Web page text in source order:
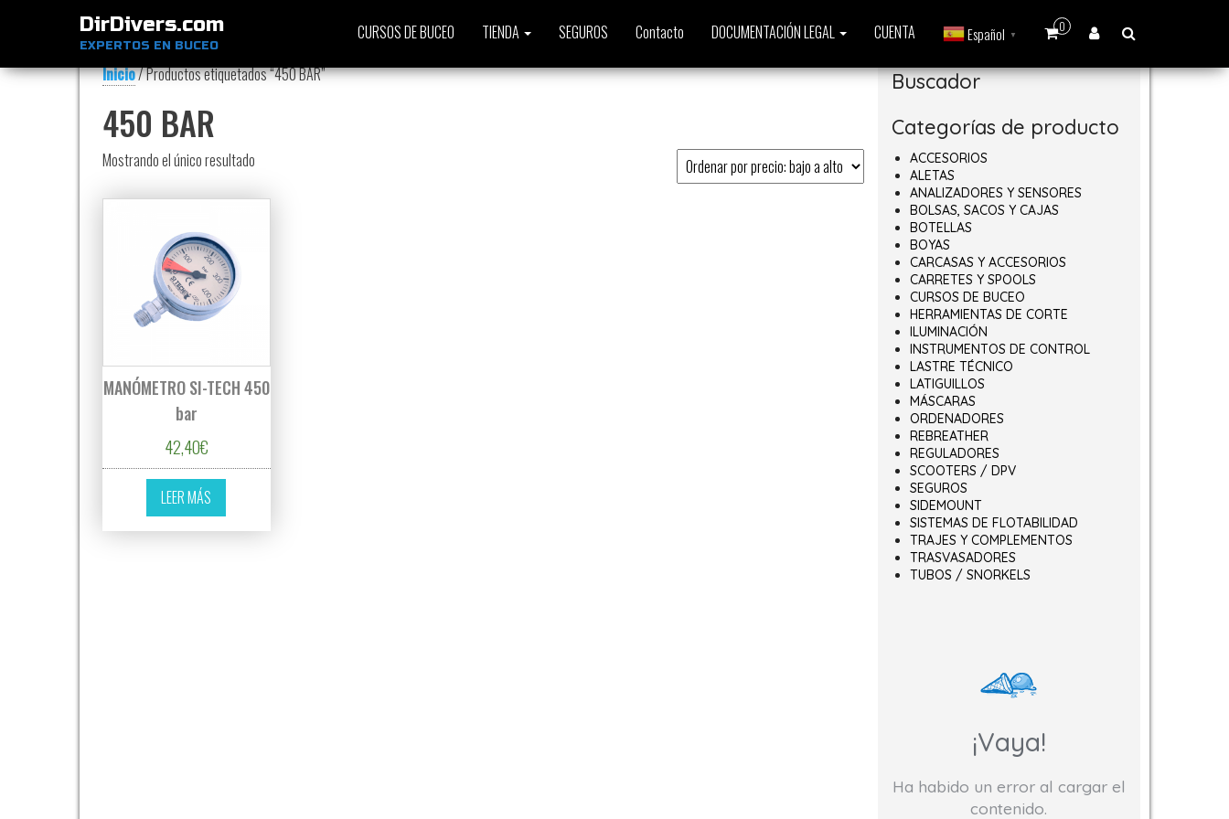
DirDivers.com
EXPERTOS EN BUCEO
0
CURSOS DE BUCEO TIENDA SEGUROS Contacto DOCUMENTACIÓN LEGAL CUENTA Español ▼
Inicio/ Productos etiquetados “450 BAR”
450 BAR
Mostrando el único resultado
MANÓMETRO SI-TECH 450
bar
42,40€
LEER MÁS
Buscador
Categorías de producto
ACCESORIOS
ALETAS
ANALIZADORES Y SENSORES
BOLSAS, SACOS Y CAJAS
BOTELLAS
BOYAS
CARCASAS Y ACCESORIOS
CARRETES Y SPOOLS
CURSOS DE BUCEO
HERRAMIENTAS DE CORTE
ILUMINACIÓN
INSTRUMENTOS DE CONTROL
LASTRE TÉCNICO
LATIGUILLOS
MÁSCARAS
ORDENADORES
REBREATHER
REGULADORES
SCOOTERS / DPV
SEGUROS
SIDEMOUNT
SISTEMAS DE FLOTABILIDAD
TRAJES Y COMPLEMENTOS
TRASVASADORES
TUBOS / SNORKELS
¡Vaya!
Ha habido un error al cargar el
contenido.